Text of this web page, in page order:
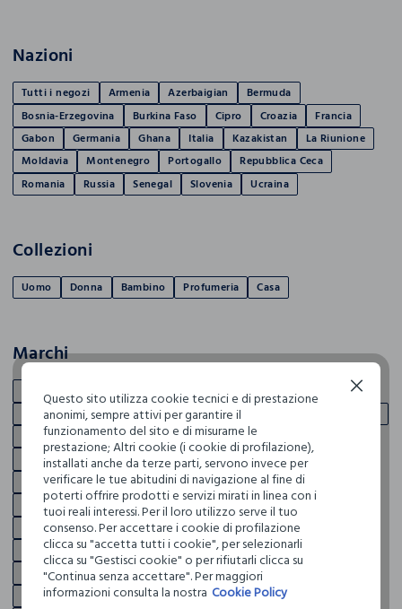
Nazioni
Tutti i negozi Armenia Azerbaigian
Bermuda
Bosnia-Erzegovina
Burkina Faso Cipro Croazia
Francia
Gabon
Germania Ghana Italia Kazakistan
La Riunione
Moldavia
Montenegro Portogallo
Repubblica Ceca
Romania
Russia Senegal Slovenia Ucraina
Collezioni
Uomo Donna Bambino Profumeria Casa
Marchi
BLUKIDS CROFF UPIM APRICOT
ATTITUDE
BIJOU BRIGITTE
CAGI CLAIRE'S ESPRIT
GABBIANO UPIM
INTERGROSS
JACK & JONES
JACQUELINE DE YONG
JC ACCESSORIES
KIDS'ACCESORIES
LA VIE
LEPEL LOVABLE MARI LIBRI
NATIVA FRAGRANCES
ONLY
PERLETTI PITTAROSSO PLAYTEX
RESET
ROCCO GIOCATTOLI
SANPELLEGRINO SPRINGFIELD
TESCOMA
TRI-COASTAL WAKE UP COSMETICS
YOULOOK
J. HART & BROS RUMFORD
HOLISTC MAN
PRIVACY
NICE & CHIC IWIE ROSA THEA
NYMOS
Questo sito utilizza cookie tecnici e di prestazione
anonimi, sempre attivi per garantire il
funzionamento del sito e di misurarne le
prestazione; Altri cookie (i cookie di profilazione),
installati anche da terze parti, servono invece per
verificare le tue abitudini di navigazione al fine di
poterti offrire prodotti e servizi mirati in linea con i
tuoi reali interessi. Per il loro utilizzo serve il tuo
consenso. Per accettare i cookie di profilazione
clicca su "accetta tutti i cookie", per selezionarli
clicca su "Gestisci cookie" o per rifiutarli clicca su
"Continua senza accettare". Per maggiori
informazioni consulta la nostra Cookie Policy
Continua senza accettare